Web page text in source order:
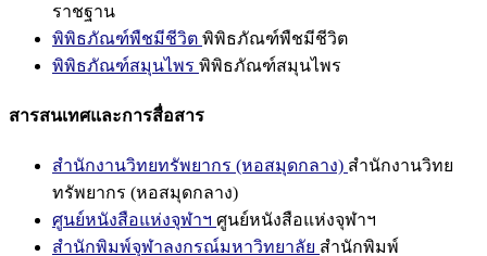
ราชฐาน
พิพิธภัณฑ์พืชมีชีวิต พิพิธภัณฑ์พืชมีชีวิต
พิพิธภัณฑ์สมุนไพร พิพิธภัณฑ์สมุนไพร
สารสนเทศและการสื่อสาร
สำนักงานวิทยทรัพยากร (หอสมุดกลาง) สำนักงานวิทย
ทรัพยากร (หอสมุดกลาง)
ศูนย์หนังสือแห่งจุฬาฯ ศูนย์หนังสือแห่งจุฬาฯ
สำนักพิมพ์จุฬาลงกรณ์มหาวิทยาลัย สำนักพิมพ์